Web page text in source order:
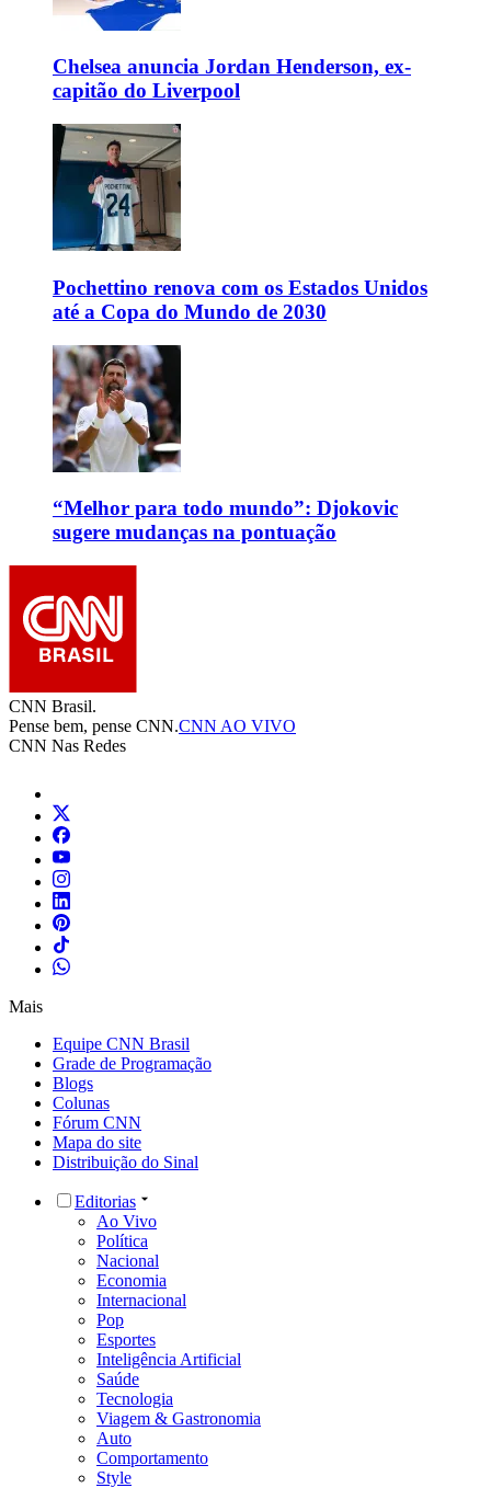
Chelsea anuncia Jordan Henderson, ex-
capitão do Liverpool
Pochettino renova com os Estados Unidos
até a Copa do Mundo de 2030
“Melhor para todo mundo”: Djokovic
sugere mudanças na pontuação
CNN Brasil.
Pense bem, pense CNN.CNN AO VIVO
CNN Nas Redes
Mais
Equipe CNN Brasil
Grade de Programação
Blogs
Colunas
Fórum CNN
Mapa do site
Distribuição do Sinal
Editorias
Ao Vivo
Política
Nacional
Economia
Internacional
Pop
Esportes
Inteligência Artificial
Saúde
Tecnologia
Viagem & Gastronomia
Auto
Comportamento
Style